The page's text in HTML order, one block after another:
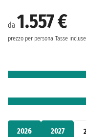
2026 2027
da 1.557 €
prezzo per persona Tasse incluse